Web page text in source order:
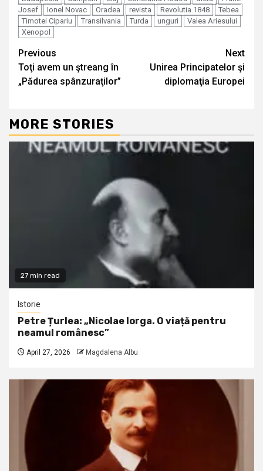
Josef
Ionel Novac Oradea revista Revolutia 1848
Tebea
Timotei Cipariu
Transilvania Turda unguri
Valea Ariesului
Xenopol
Continue
Reading
Previous
Toţi avem un ştreang în
„Pădurea spânzuraţilor”
Next
Unirea Principatelor şi
diplomaţia Europei
MORE STORIES
27 min read
Istorie
Petre Țurlea: „Nicolae Iorga. O viață pentru
neamul românesc”
April 27, 2026 Magdalena Albu